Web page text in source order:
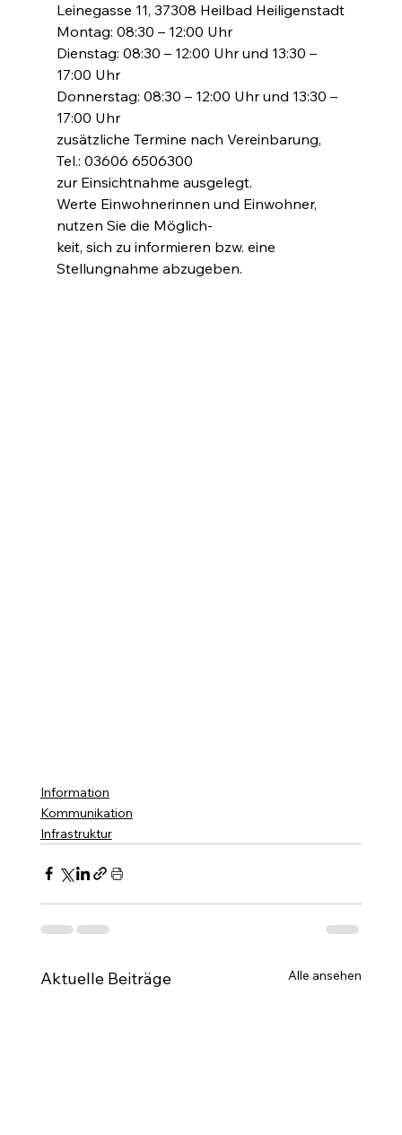
Leinegasse 11, 37308 Heilbad Heiligenstadt
Montag: 08:30 – 12:00 Uhr
Dienstag: 08:30 – 12:00 Uhr und 13:30 –
17:00 Uhr
Donnerstag: 08:30 – 12:00 Uhr und 13:30 –
17:00 Uhr
zusätzliche Termine nach Vereinbarung,
Tel.: 03606 6506300
zur Einsichtnahme ausgelegt.
Werte Einwohnerinnen und Einwohner,
nutzen Sie die Möglich-
keit, sich zu informieren bzw. eine
Stellungnahme abzugeben.
Information
Kommunikation
Infrastruktur
Aktuelle Beiträge Alle ansehen